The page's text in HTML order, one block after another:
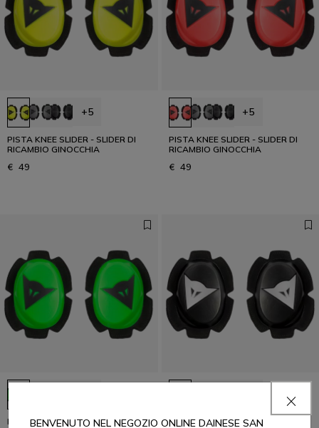
+5
PISTA KNEE SLIDER - SLIDER DI
RICAMBIO GINOCCHIA
€ 49
+5
PISTA KNEE SLIDER - SLIDER DI
RICAMBIO GINOCCHIA
€ 49
PISTA KNEE SLIDER - SLIDER DI
PISTA KNEE SLIDER - SLIDER DI
BENVENUTO NEL NEGOZIO ONLINE DAINESE SAN